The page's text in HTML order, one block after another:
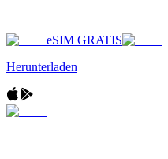
eSIM GRATIS
Herunterladen